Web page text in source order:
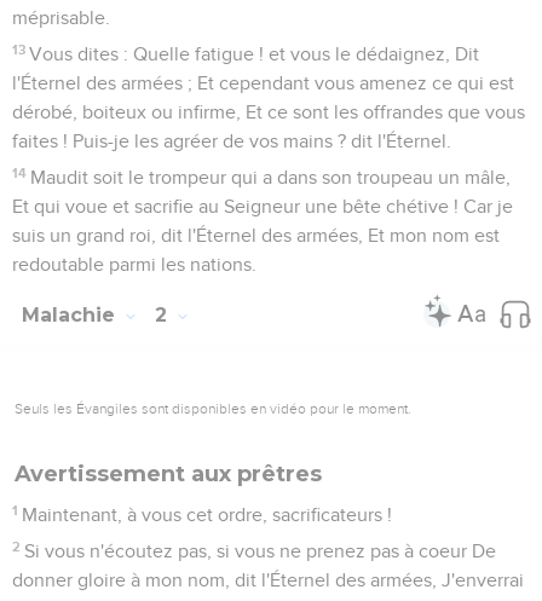
méprisable.
13 Vous dites : Quelle fatigue ! et vous le dédaignez, Dit
l'Éternel des armées ; Et cependant vous amenez ce qui est
dérobé, boiteux ou infirme, Et ce sont les offrandes que vous
faites ! Puis-je les agréer de vos mains ? dit l'Éternel.
14 Maudit soit le trompeur qui a dans son troupeau un mâle,
Et qui voue et sacrifie au Seigneur une bête chétive ! Car je
suis un grand roi, dit l'Éternel des armées, Et mon nom est
redoutable parmi les nations.
Malachie 2
Seuls les Évangiles sont disponibles en vidéo pour le moment.
Avertissement aux prêtres
1 Maintenant, à vous cet ordre, sacrificateurs !
2 Si vous n'écoutez pas, si vous ne prenez pas à coeur De
donner gloire à mon nom, dit l'Éternel des armées, J'enverrai